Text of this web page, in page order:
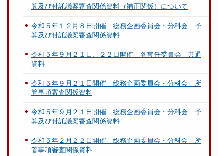
算及び付託議案審査関係資料（補正関係）について
令和５年１２月８日開催 総務企画委員会・分科会 予
算及び付託議案審査関係資料
令和５年９月２１日、２２日開催 各常任委員会 共通
資料
令和５年９月２１日開催 総務企画委員会・分科会 所
管事項審査関係資料
令和５年９月２１日開催 総務企画委員会・分科会 予
算及び付託議案審査関係資料
令和５年２月２２日開催 総務企画委員会・分科会 所
管事項審査関係資料